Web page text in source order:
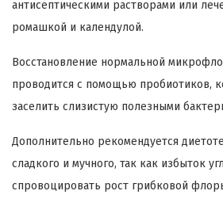
антисептическими растворами или
ромашкой и календулой.
Восстановление нормальной
проводится с помощью пробиотиков,
заселить слизистую полезными
Дополнительно рекомендуется
сладкого и мучного, так как избыток
спровоцировать рост грибковой